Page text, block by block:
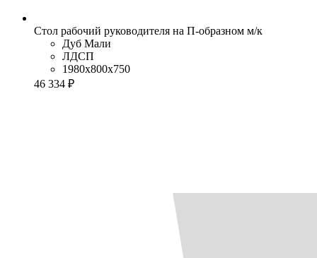
Стол рабочий руководителя на П-образном м/к
Дуб Мали
ЛДСП
1980x800x750
46 334 ₽